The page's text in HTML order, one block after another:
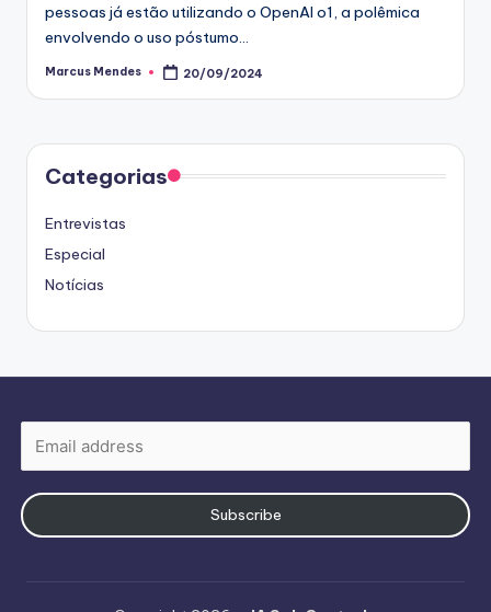
pessoas já estão utilizando o OpenAI o1, a polêmica
envolvendo o uso póstumo…
Posted
Marcus Mendes 20/09/2024
Categorias
Entrevistas
Especial
Notícias
Subscribe